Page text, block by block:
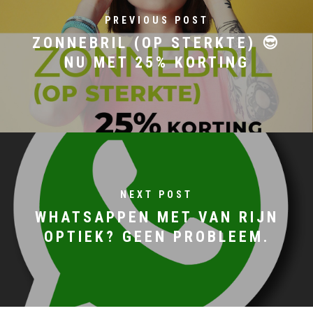
PREVIOUS POST
ZONNEBRIL (OP STERKTE) 😎
NU MET 25% KORTING
NEXT POST
WHATSAPPEN MET VAN RIJN
OPTIEK? GEEN PROBLEEM.